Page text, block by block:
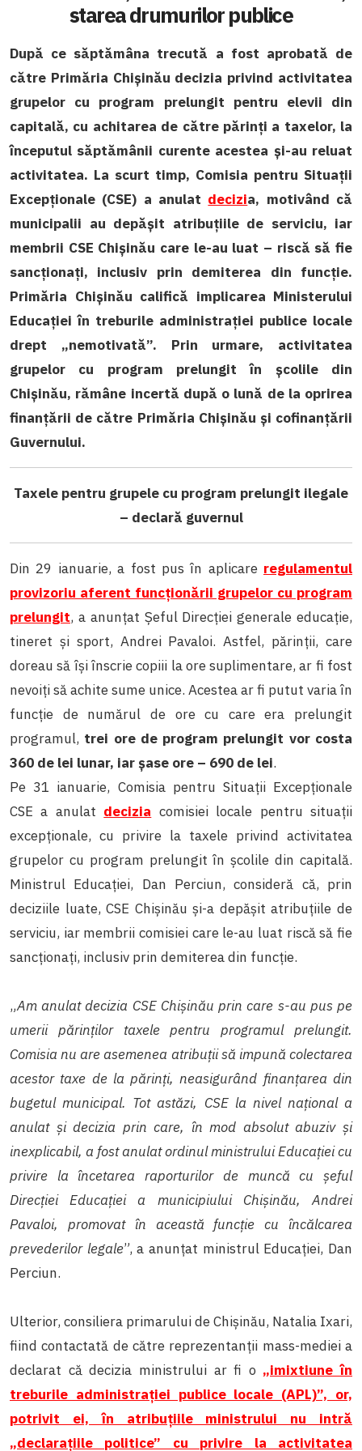
starea drumurilor publice
După ce săptămâna trecută a fost aprobată de
către Primăria Chișinău decizia privind activitatea
grupelor cu program prelungit pentru elevii din
capitală, cu achitarea de către părinți a taxelor, la
începutul săptămânii curente acestea și-au reluat
activitatea. La scurt timp, Comisia pentru Situații
Excepționale (CSE) a anulat decizia, motivând că
municipalii au depășit atribuțiile de serviciu, iar
membrii CSE Chișinău care le-au luat – riscă să fie
sancționați, inclusiv prin demiterea din funcție.
Primăria Chișinău califică implicarea Ministerului
Educației în treburile administrației publice locale
drept „nemotivată”. Prin urmare, activitatea
grupelor cu program prelungit în școlile din
Chișinău, rămâne incertă după o lună de la oprirea
finanțării de către Primăria Chișinău și cofinanțării
Guvernului.
Taxele pentru grupele cu program prelungit ilegale
– declară guvernul
Din 29 ianuarie, a fost pus în aplicare regulamentul
provizoriu aferent funcționării grupelor cu program
prelungit, a anunțat Șeful Direcției generale educație,
tineret și sport, Andrei Pavaloi. Astfel, părinții, care
doreau să își înscrie copiii la ore suplimentare, ar fi fost
nevoiți să achite sume unice. Acestea ar fi putut varia în
funcție de numărul de ore cu care era prelungit
programul, trei ore de program prelungit vor costa
360 de lei lunar, iar șase ore – 690 de lei.
Pe 31 ianuarie, Comisia pentru Situații Excepționale
CSE a anulat decizia comisiei locale pentru situații
excepționale, cu privire la taxele privind activitatea
grupelor cu program prelungit în școlile din capitală.
Ministrul Educației, Dan Perciun, consideră că, prin
deciziile luate, CSE Chișinău și-a depășit atribuțiile de
serviciu, iar membrii comisiei care le-au luat riscă să fie
sancționați, inclusiv prin demiterea din funcție.
„Am anulat decizia CSE Chișinău prin care s-au pus pe
umerii părinților taxele pentru programul prelungit.
Comisia nu are asemenea atribuții să impună colectarea
acestor taxe de la părinți, neasigurând finanțarea din
bugetul municipal. Tot astăzi, CSE la nivel național a
anulat și decizia prin care, în mod absolut abuziv și
inexplicabil, a fost anulat ordinul ministrului Educației cu
privire la încetarea raporturilor de muncă cu șeful
Direcției Educației a municipiului Chișinău, Andrei
Pavaloi, promovat în această funcție cu încălcarea
prevederilor legale”, a anunțat ministrul Educației, Dan
Perciun.
Ulterior, consiliera primarului de Chișinău, Natalia Ixari,
fiind contactată de către reprezentanții mass-mediei a
declarat că decizia ministrului ar fi o „imixtiune în
treburile administrației publice locale (APL)”, or,
potrivit ei, în atribuțiile ministrului nu intră
„declarațiile politice” cu privire la activitatea